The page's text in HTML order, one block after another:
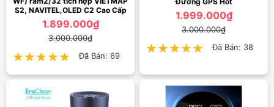
S2, NAVITEL,OLED C2 Cao Cấp
1.899.000₫
3.000.000₫
★★★★★
★★★★★ Đã Bán: 69
1.999.000₫
3.000.000₫
★★★★★
★★★★★ Đã Bán: 38